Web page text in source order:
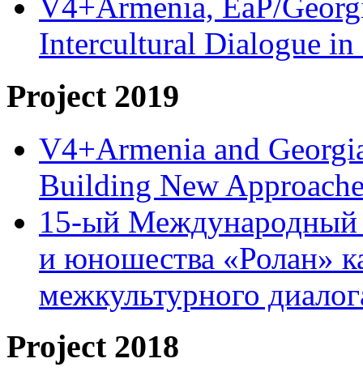
Intercultural Dialogue
Project 2019
V4+Armenia and
Building New
15-ый Международный
и юношества «Ролан»
межкультурного
Project 2018